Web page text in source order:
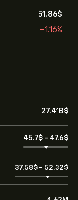
51.86‎$‎
-1.16%
27.41B‎$‎
45.7‎$‎ - 47.6‎$‎
37.58‎$‎ - 52.32‎$‎